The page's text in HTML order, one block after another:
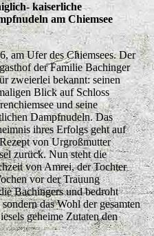
kaiserliche
am Chiemsee
am Ufer des Chiemsees. Der
der Familie Bachinger
zweierlei bekannt: seinen
Blick auf Schloss
und seine
Dampfnudeln. Das
ihres Erfolgs geht auf
von Urgroßmutter
zurück. Nun steht die
von Amrei, der Tochter
vor der Trauung
Bachingers und bedroht
das Wohl der gesamten
geheime Zutaten den